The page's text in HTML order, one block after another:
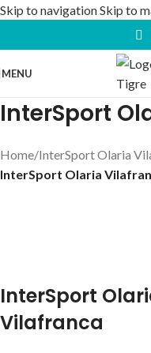
Skip to navigationSkip to
MENU
InterSport
Home/InterSport Olaria
InterSport Olaria
InterSport
Vilafranca